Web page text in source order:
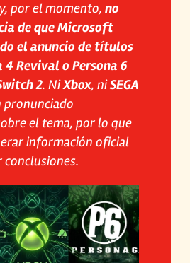
por el momento, no
de que Microsoft
el anuncio de títulos
4 Revival o Persona 6
2. NiXbox, niSEGA
pronunciado
el tema, por lo que
información oficial
conclusiones.